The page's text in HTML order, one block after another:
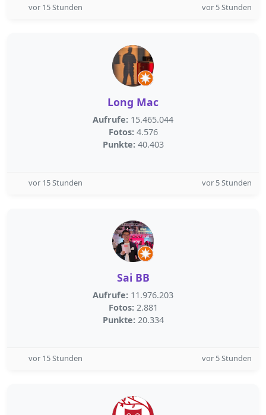
vor 15 Stunden vor 5 Stunden
Long Mac
Aufrufe: 15.465.044
Fotos: 4.576
Punkte: 40.403
vor 15 Stunden vor 5 Stunden
Sai BB
Aufrufe: 11.976.203
Fotos: 2.881
Punkte: 20.334
vor 15 Stunden vor 5 Stunden